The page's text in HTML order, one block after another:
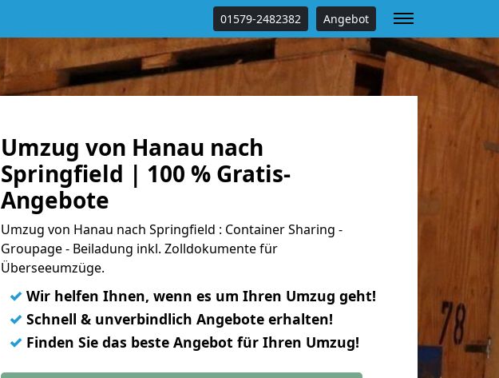
01579-2482382 Angebot
Umzug von Hanau nach
Springfield | 100 % Gratis-
Angebote
Umzug von Hanau nach Springfield : Container Sharing -
Groupage - Beiladung inkl. Zolldokumente für
Überseeumzüge.
✓ Wir helfen Ihnen, wenn es um Ihren Umzug geht!
✓ Schnell & unverbindlich Angebote erhalten!
✓ Finden Sie das beste Angebot für Ihren Umzug!